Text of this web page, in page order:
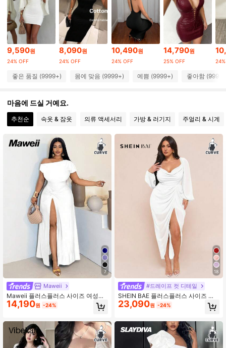
4.89 450K 팔로워
4.89 450K 팔로워
4.89 450K 팔로워
4.89 450K 팔로워
4.89 450K 팔로워
4.89 450K 팔로워
4.89 450K 팔로워
9,590원
24% OFF
8,090원
24% OFF
10,490원
24% OFF
14,790원
25% OFF
좋은 품질 (9999+) 몸에 맞음 (9999+) 예쁨 (9999+) 좋아함
마음에 드실 거예요.
추천순 속옷 & 잠옷 의류 액세서리 가방 & 러기지 주얼리 & 시계
7
Maweii
Maweii 플러스플러스 사이즈 여성용
비대칭 넥 스플릿 트위스트 드레스
14,190원 -24%
18
#드레이프 컷 디테일
SHEIN BAE 플러스플러스 사이즈 여
성 우아한 파티 데이트 섹시 글리터 시
퀸 드레이프 넥 러쉬드 비대칭 헴 슬릿
23,090원 -24%